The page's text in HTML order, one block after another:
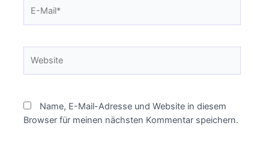
Mail*
Name, E-Mail-Adresse und Website in diesem
Browser für meinen nächsten Kommentar speichern.